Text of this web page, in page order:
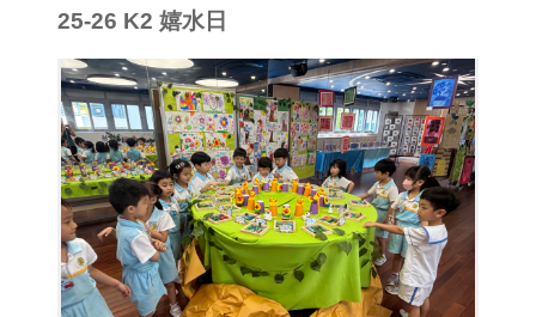
25-26 K2 嬉水日